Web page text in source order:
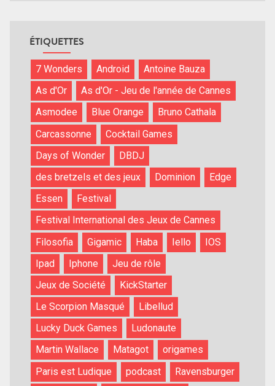
ÉTIQUETTES
7 Wonders Android
Antoine Bauza
As d'Or
As d'Or - Jeu de l'année de Cannes
Asmodee
Blue Orange
Bruno Cathala
Carcassonne
Cocktail Games
Days of Wonder
DBDJ
des bretzels et des jeux
Dominion
Edge
Essen
Festival
Festival International des Jeux de Cannes
Filosofia
Gigamic Haba Iello
IOS
Ipad
Iphone
Jeu de rôle
Jeux de Société
KickStarter
Le Scorpion Masqué
Libellud
Lucky Duck Games
Ludonaute
Martin Wallace
Matagot
origames
Paris est Ludique
podcast
Ravensburger